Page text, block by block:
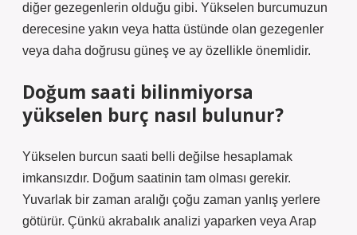
diğer gezegenlerin olduğu gibi. Yükselen burcumuzun
derecesine yakın veya hatta üstünde olan gezegenler
veya daha doğrusu güneş ve ay özellikle önemlidir.
Doğum saati bilinmiyorsa
yükselen burç nasıl bulunur?
Yükselen burcun saati belli değilse hesaplamak
imkansızdır. Doğum saatinin tam olması gerekir.
Yuvarlak bir zaman aralığı çoğu zaman yanlış yerlere
götürür. Çünkü akrabalık analizi yaparken veya Arap